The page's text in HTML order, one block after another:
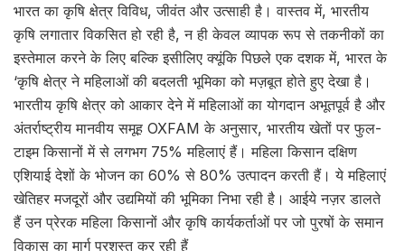
भारत का कृषि क्षेत्र विविध, जीवंत और उत्साही है। वास्तव में, भारतीय
कृषि लगातार विकसित हो रही है, न ही केवल व्यापक रूप से तकनीकों का
इस्तेमाल करने के लिए बल्कि इसीलिए क्यूंकि पिछले एक दशक में, भारत के
‘कृषि क्षेत्र ने महिलाओं की बदलती भूमिका को मज़बूत होते हुए देखा है।
भारतीय कृषि क्षेत्र को आकार देने में महिलाओं का योगदान अभूतपूर्व है और
अंतर्राष्ट्रीय मानवीय समूह OXFAM के अनुसार, भारतीय खेतों पर फुल-
टाइम किसानों में से लगभग 75% महिलाएं हैं। महिला किसान दक्षिण
एशियाई देशों के भोजन का 60% से 80% उत्पादन करती हैं। ये महिलाएं
खेतिहर मजदूरों और उद्यमियों की भूमिका निभा रही है। आईये नज़र डालते
हैं उन प्रेरक महिला किसानों और कृषि कार्यकर्ताओं पर जो पुरषों के समान
विकास का मार्ग प्रशस्त कर रही हैं